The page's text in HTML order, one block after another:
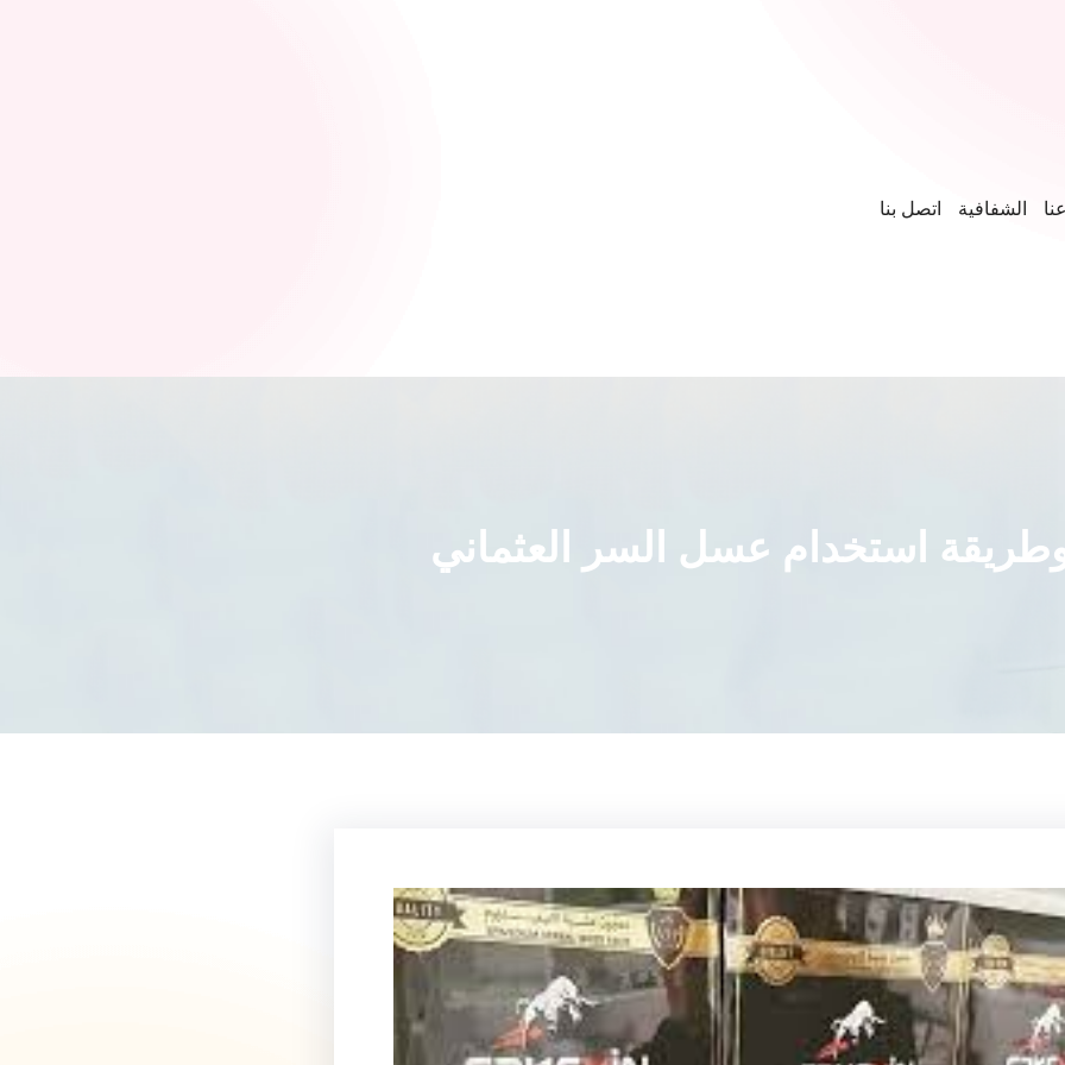
الشفافية اتصل بنا
وطريقة استخدام عسل السر العثماني